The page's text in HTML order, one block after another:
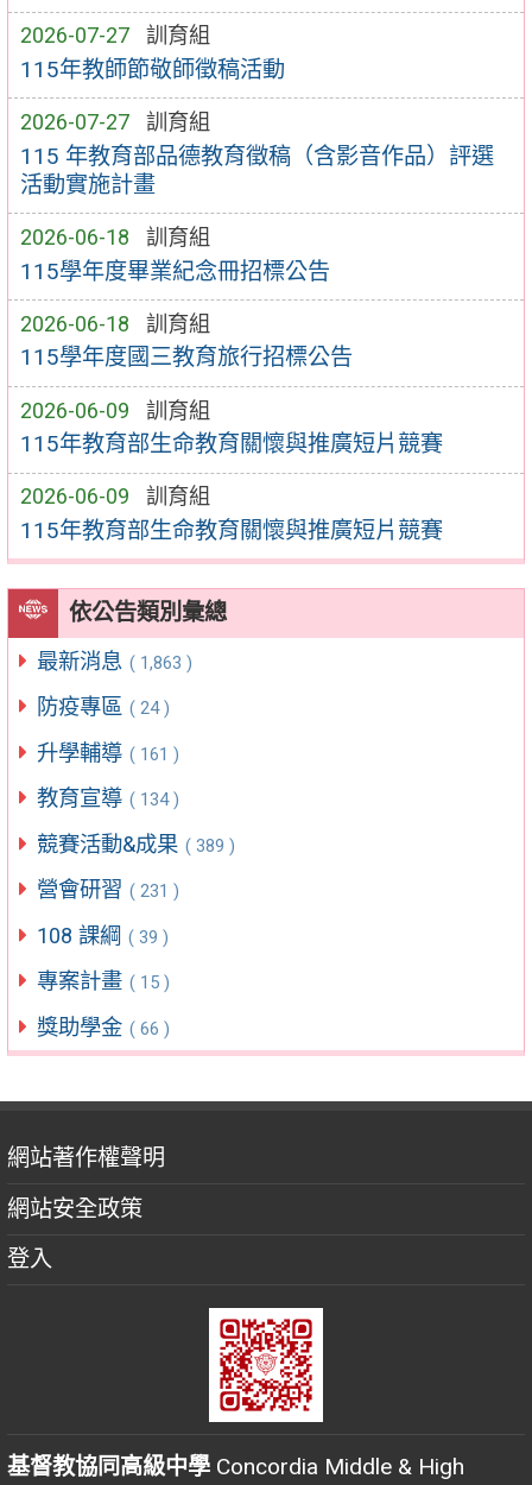
2026-07-27 訓育組
115年教師節敬師徵稿活動
2026-07-27 訓育組
115 年教育部品德教育徵稿（含影音作品）評選
活動實施計畫
2026-06-18 訓育組
115學年度畢業紀念冊招標公告
2026-06-18 訓育組
115學年度國三教育旅行招標公告
2026-06-09 訓育組
115年教育部生命教育關懷與推廣短片競賽
2026-06-09 訓育組
115年教育部生命教育關懷與推廣短片競賽
依公告類別彙總
最新消息 ( 1,863 )
防疫專區 ( 24 )
升學輔導 ( 161 )
教育宣導 ( 134 )
競賽活動&成果 ( 389 )
營會研習 ( 231 )
108 課綱 ( 39 )
專案計畫 ( 15 )
獎助學金 ( 66 )
網站著作權聲明
網站安全政策
登入
基督教協同高級中學 Concordia Middle & High